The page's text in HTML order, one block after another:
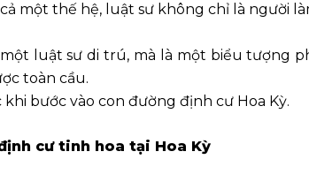
một thế hệ, luật sư không chỉ là người
luật sư di trú, mà là một biểu tượng
toàn cầu.
bước vào con đường định cư Hoa Kỳ.
cư tinh hoa tại Hoa Kỳ